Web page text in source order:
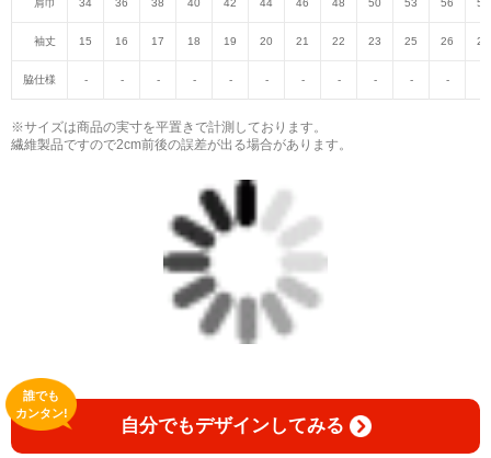
袖丈 15 16 17 18 19 20 21 22 23 25 26 27
脇仕様 - - - - - - - - - - -
※サイズは商品の実寸を平置きで計測しております。
繊維製品ですので2cm前後の誤差が出る場合があります。
自分でもデザインしてみる
誰でも
カンタン!